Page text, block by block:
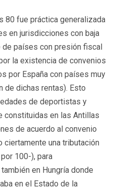
80 fue práctica generalizada
en jurisdicciones con baja
países con presión fiscal
la existencia de convenios
por España con países muy
de dichas rentas). Esto
de deportistas y
constituidas en las Antillas
de acuerdo al convenio
ciertamente una tributación
100-), para
en Hungría donde
en el Estado de la